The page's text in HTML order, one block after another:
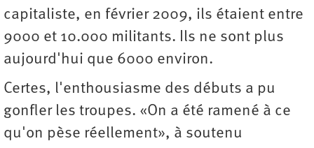
capitaliste, en février 2009, ils étaient entre
9000 et 10.000 militants. Ils ne sont plus
aujourd'hui que 6000 environ.
Certes, l'enthousiasme des débuts a pu
gonfler les troupes. «On a été ramené à ce
qu'on pèse réellement», à soutenu